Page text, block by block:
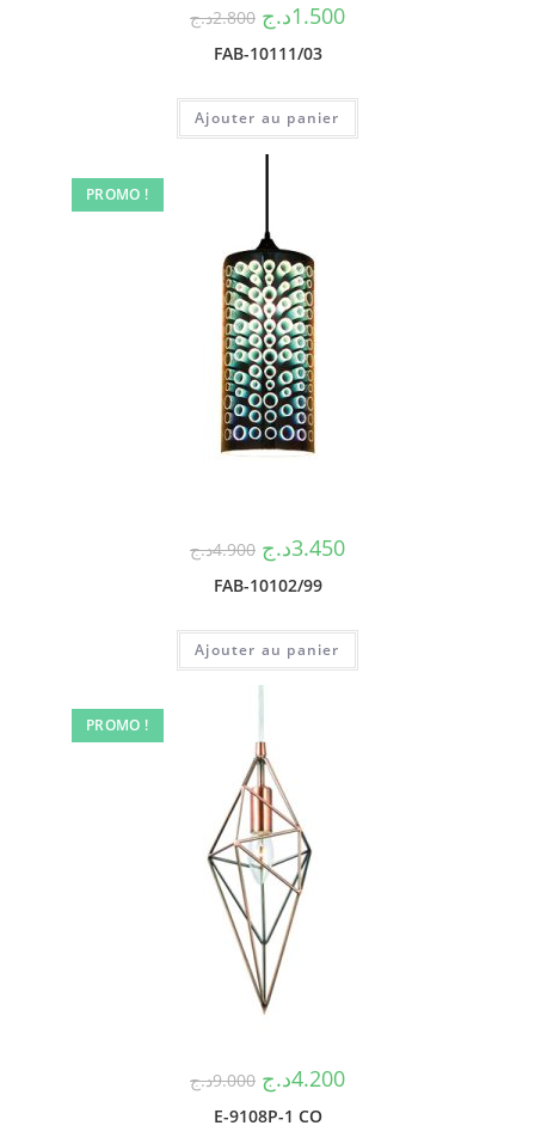
2.800د.ج 1.500د.ج
FAB-10111/03
Ajouter au panier
PROMO !
4.900د.ج 3.450د.ج
FAB-10102/99
Ajouter au panier
PROMO !
9.000د.ج 4.200د.ج
E-9108P-1 CO